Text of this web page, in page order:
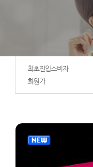
최초진입소비자
회원가